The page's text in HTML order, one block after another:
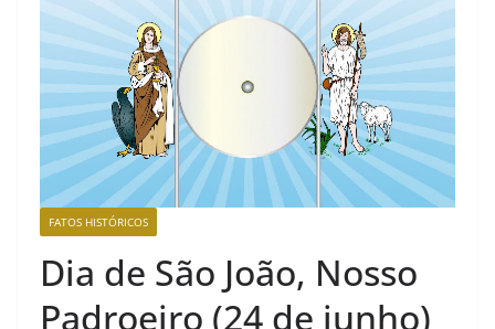
FATOS HISTÓRICOS
Dia de São João, Nosso
Padroeiro (24 de junho)